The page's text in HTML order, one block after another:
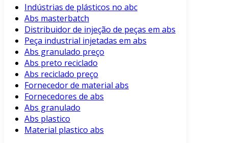
Indústrias de plásticos no abc
Abs masterbatch
Distribuidor de injeção de peças em abs
Peça industrial injetadas em abs
Abs granulado preço
Abs preto reciclado
Abs reciclado preço
Fornecedor de material abs
Fornecedores de abs
Abs granulado
Abs plastico
Material plastico abs